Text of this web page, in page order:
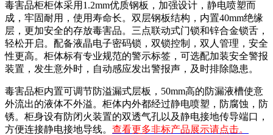
毒害品柜柜体采用1.2mm优质钢板，加强设计，静电喷塑而
成，牢固耐用，使用寿命长。双层钢板结构，内置40mm绝缘
层，更加安全的存放毒害品。三点联动式门锁和锌合金锁舌，
轻松开启。配备液晶电子密码锁，双锁控制，双人管理，安全
性更高。柜体标有专业规范的警示标签，可选配加装安全警报
装置，发生意外时，自动感应发出警报声，及时排除隐患。
毒害品柜内置可调节防溢漏式层板，50mm高的防漏液槽使意
外流出的液体不外溢。柜体内外都经过静电喷塑，防腐蚀，防
锈。柜身设有防闭火装置的双透气孔以及静电接地传导端口，
方便连接静电接地导线。 查看更多非标产品展示请点击。